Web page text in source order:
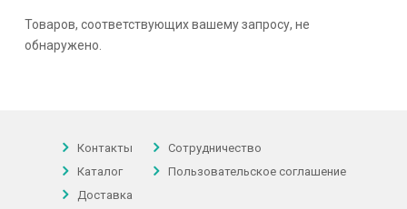
Товаров, соответствующих вашему запросу, не
обнаружено.
Контакты
Каталог
Доставка
Сотрудничество
Пользовательское соглашение